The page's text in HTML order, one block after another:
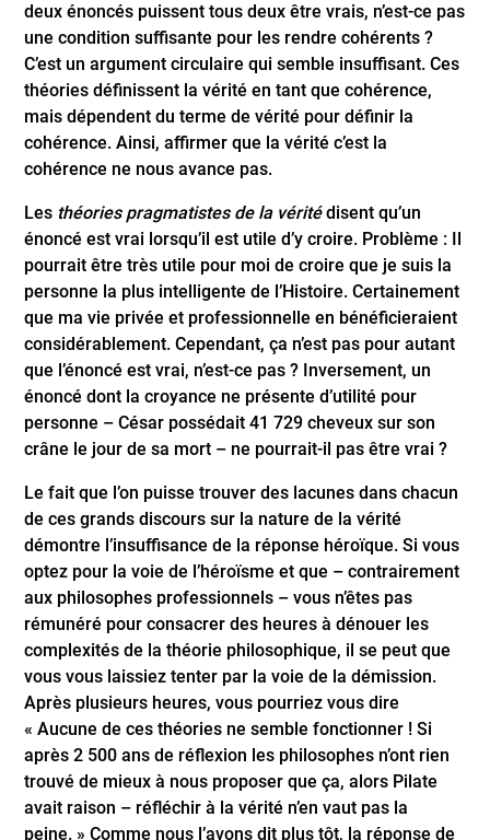
deux énoncés puissent tous deux être vrais, n’est-ce pas
une condition suffisante pour les rendre cohérents ?
C’est un argument circulaire qui semble insuffisant. Ces
théories définissent la vérité en tant que cohérence,
mais dépendent du terme de vérité pour définir la
cohérence. Ainsi, affirmer que la vérité c’est la
cohérence ne nous avance pas.
Les théoriespragmatistes delavéritédisent qu’un
énoncé est vrai lorsqu’il est utile d’y croire. Problème : Il
pourrait être très utile pour moi de croire que je suis la
personne la plus intelligente de l’Histoire. Certainement
que ma vie privée et professionnelle en bénéficieraient
considérablement. Cependant, ça n’est pas pour autant
que l’énoncé est vrai, n’est-ce pas ? Inversement, un
énoncé dont la croyance ne présente d’utilité pour
personne – César possédait 41 729 cheveux sur son
crâne le jour de sa mort – ne pourrait-il pas être vrai ?
Le fait que l’on puisse trouver des lacunes dans chacun
de ces grands discours sur la nature de la vérité
démontre l’insuffisance de la réponse héroïque. Si vous
optez pour la voie de l’héroïsme et que – contrairement
aux philosophes professionnels – vous n’êtes pas
rémunéré pour consacrer des heures à dénouer les
complexités de la théorie philosophique, il se peut que
vous vous laissiez tenter par la voie de la démission.
Après plusieurs heures, vous pourriez vous dire
« Aucune de ces théories ne semble fonctionner ! Si
après 2 500 ans de réflexion les philosophes n’ont rien
trouvé de mieux à nous proposer que ça, alors Pilate
avait raison – réfléchir à la vérité n’en vaut pas la
peine. » Comme nous l’avons dit plus tôt, la réponse de